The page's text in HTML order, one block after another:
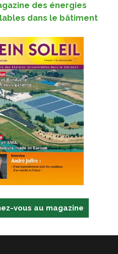
des énergies
dans le bâtiment
vous au magazine